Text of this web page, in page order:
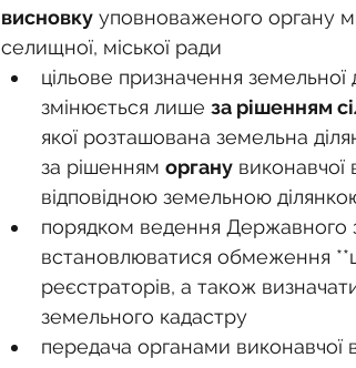
висновку уповноваженого органу
селищної, міської ради
цільове призначення земельної
змінюється лише за рішенням
якої розташована земельна
за рішенням органу виконавчої
відповідною земельною
порядком ведення Державного
встановлюватися обмеження
реєстраторів, а також
земельного кадастру
передача органами виконавчої